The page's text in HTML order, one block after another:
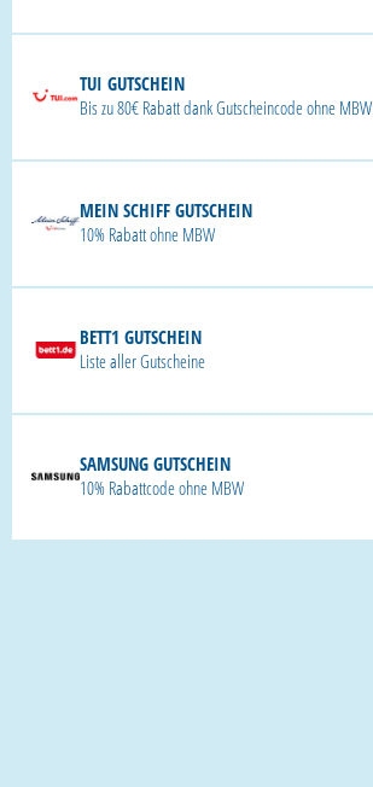
TUI GUTSCHEIN
Bis zu 80€ Rabatt dank Gutscheincode ohne MBW
MEIN SCHIFF GUTSCHEIN
10% Rabatt ohne MBW
BETT1 GUTSCHEIN
Liste aller Gutscheine
SAMSUNG GUTSCHEIN
10% Rabattcode ohne MBW